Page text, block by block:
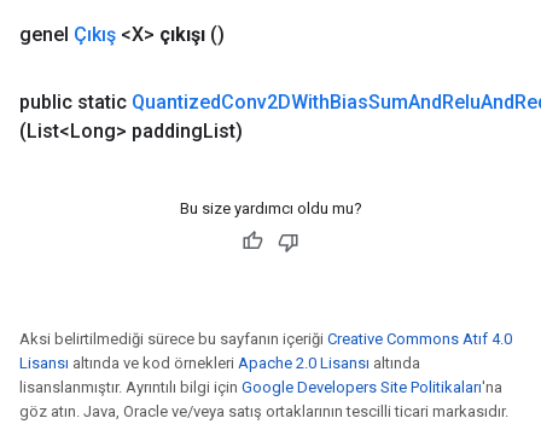
genel Çıkış <X> çıkışı ()
public static QuantizedConv2DWithBiasSumAndReluAnd
(List<Long> paddingList)
Bu size yardımcı oldu mu?
Aksi belirtilmediği sürece bu sayfanın içeriği Creative Commons Atıf 4.0
Lisansı altında ve kod örnekleri Apache 2.0 Lisansı altında
lisanslanmıştır. Ayrıntılı bilgi için Google Developers Site Politikaları'na
göz atın. Java, Oracle ve/veya satış ortaklarının tescilli ticari markasıdır.